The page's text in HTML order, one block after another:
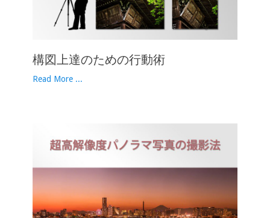
構図上達のための行動術
Read More ...